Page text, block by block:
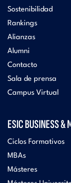
Sostenibilidad
Rankings
Alianzas
Alumni
Contacto
Sala de prensa
Campus Virtual
ESIC BUSINESS &
Ciclos Formativos
MBAs
Másteres